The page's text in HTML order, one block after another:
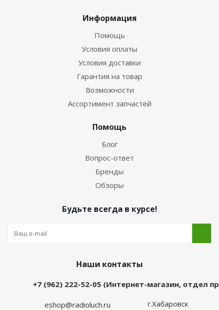
Информация
Помощь
Условия оплаты
Условия доставки
Гарантия на товар
Возможности
Ассортимент запчастей
Помощь
Блог
Вопрос-ответ
Бренды
Обзоры
Будьте всегда в курсе!
Наши контакты
+7 (962) 222-52-05 (Интернет-магазин, отдел
eshop@radioluch.ru г.Хабаровск